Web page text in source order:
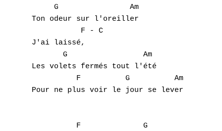
     G                Am
Ton odeur sur l'oreiller
           F - C
J'ai laissé,
       G                 Am
Les volets fermés tout l'été
          F          G          Am
Pour ne plus voir le jour se lever
          F              G          Am